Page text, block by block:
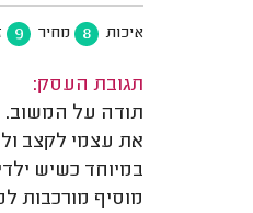
איכות 8 מחיר 9
תגובת העסק:
תודה על המשוב.
את עצמי לקצב
במיוחד כשיש
מוסיף מורכבות